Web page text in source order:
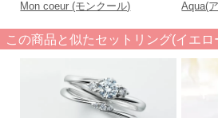
Mon coeur (モンクール) Aqua(
この商品と似たセットリング(イエロ